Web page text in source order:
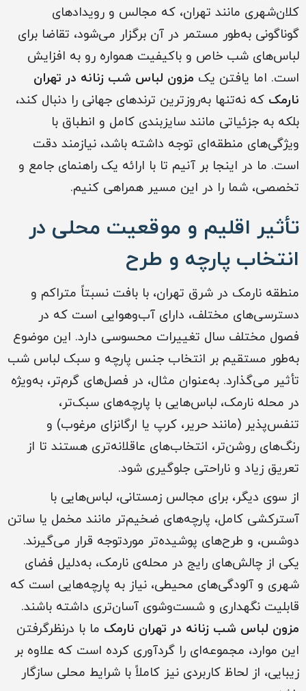
کلان‌شهری مانند تهران، که مجالس و رویدادهای
گوناگونی به‌طور مستمر در آن برگزار می‌شود، تقاضا برای
لباس‌های شب خاص و باکیفیت همواره رو به افزایش
است. اما یافتن یک مزون لباس شب زنانه در تهران
نارمک که نه‌تنها به‌روزترین ترندهای جهانی را دنبال کند،
بلکه به جزئیاتی مانند سایزبندی کامل و انطباق با
ویژگی‌های منطقه‌ای توجه داشته باشد، نیازمند دقت
است. ما در اینجا بر آنیم تا با ارائه یک راهنمای جامع و
تخصصی، شما را در این مسیر همراهی کنیم.
تأثیر اقلیم و موقعیت محلی در
انتخاب پارچه و طرح
منطقه نارمک در شرق تهران، با بافت نسبتاً متراکم و
دسترسی‌های مختلف، دارای آب‌وهوایی است که در
فصول مختلف سال تغییرات محسوسی دارد. این موضوع
به‌طور مستقیم بر انتخاب جنس پارچه و سبک لباس شب
تأثیر می‌گذارد. به‌عنوان مثال، در فصل‌های گرم‌تر، به‌ویژه
در محله نارمک، لباس‌هایی با پارچه‌های سبک‌تر،
تنفس‌پذیر (مانند حریر، کرپ یا ارگانزای مرغوب) و
رنگ‌های روشن‌تر، انتخاب‌های عاقلانه‌تری هستند تا از
تعریق زیاد و ناراحتی جلوگیری شود.
از سوی دیگر، برای مجالس زمستانی، لباس‌هایی با
آسترکشی کامل، پارچه‌های ضخیم‌تر مانند مخمل یا ساتن
دوشس، و طرح‌های پوشیده‌تر موردتوجه قرار می‌گیرند.
یکی از چالش‌های رایج در محله‌ی نارمک، به‌دلیل فضای
شهری و آلودگی‌های محیطی، نیاز به پارچه‌هایی است که
قابلیت نگهداری و شست‌وشوی آسان‌تری داشته باشند.
مزون لباس شب زنانه در تهران نارمک ما با درنظرگرفتن
این موارد، مجموعه‌ای را گردآوری کرده است که علاوه بر
زیبایی، از لحاظ کاربردی نیز کاملاً با شرایط محلی سازگار